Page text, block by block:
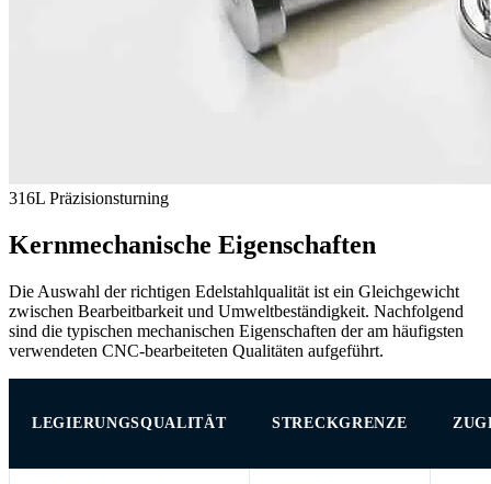
316L Präzisionsturning
Kernmechanische Eigenschaften
Die Auswahl der richtigen Edelstahlqualität ist ein Gleichgewicht
zwischen Bearbeitbarkeit und Umweltbeständigkeit. Nachfolgend
sind die typischen mechanischen Eigenschaften der am häufigsten
verwendeten CNC-bearbeiteten Qualitäten aufgeführt.
LEGIERUNGSQUALITÄT STRECKGRENZE